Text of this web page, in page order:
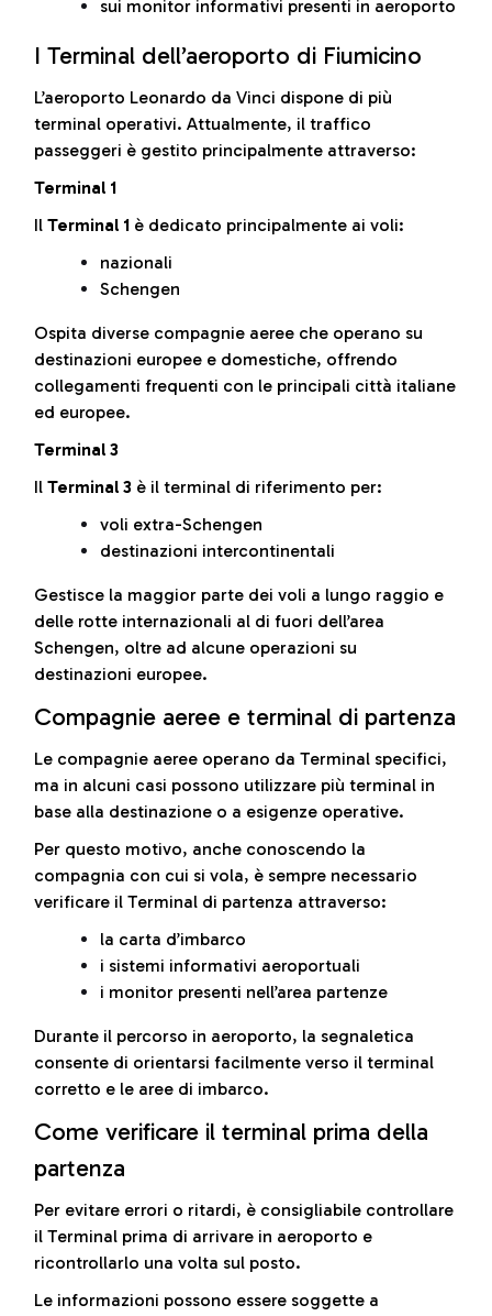
sui monitor informativi presenti in aeroporto
I Terminal dell’aeroporto di Fiumicino
L’aeroporto Leonardo da Vinci dispone di più
terminal operativi. Attualmente, il traffico
passeggeri è gestito principalmente attraverso:
Terminal 1
Il Terminal 1 è dedicato principalmente ai voli:
nazionali
Schengen
Ospita diverse compagnie aeree che operano su
destinazioni europee e domestiche, offrendo
collegamenti frequenti con le principali città italiane
ed europee.
Terminal 3
Il Terminal 3 è il terminal di riferimento per:
voli extra-Schengen
destinazioni intercontinentali
Gestisce la maggior parte dei voli a lungo raggio e
delle rotte internazionali al di fuori dell’area
Schengen, oltre ad alcune operazioni su
destinazioni europee.
Compagnie aeree e terminal di partenza
Le compagnie aeree operano da Terminal specifici,
ma in alcuni casi possono utilizzare più terminal in
base alla destinazione o a esigenze operative.
Per questo motivo, anche conoscendo la
compagnia con cui si vola, è sempre necessario
verificare il Terminal di partenza attraverso:
la carta d’imbarco
i sistemi informativi aeroportuali
i monitor presenti nell’area partenze
Durante il percorso in aeroporto, la segnaletica
consente di orientarsi facilmente verso il terminal
corretto e le aree di imbarco.
Come verificare il terminal prima della
partenza
Per evitare errori o ritardi, è consigliabile controllare
il Terminal prima di arrivare in aeroporto e
ricontrollarlo una volta sul posto.
Le informazioni possono essere soggette a